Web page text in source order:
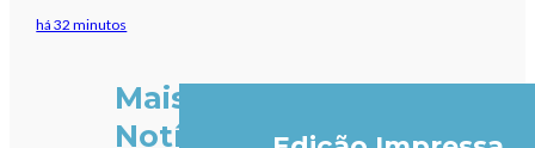
há 32 minutos
Mais
Notícias